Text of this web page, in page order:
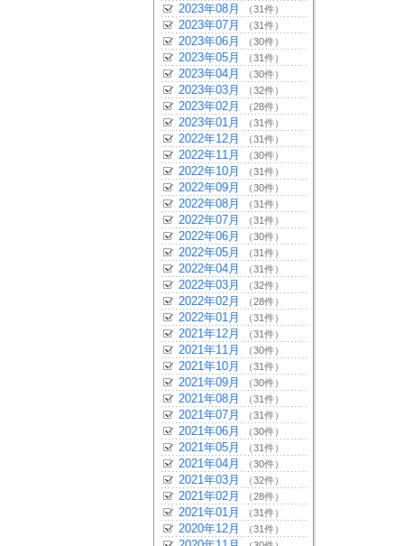
2023年08月 （31件）
2023年07月 （31件）
2023年06月 （30件）
2023年05月 （31件）
2023年04月 （30件）
2023年03月 （32件）
2023年02月 （28件）
2023年01月 （31件）
2022年12月 （31件）
2022年11月 （30件）
2022年10月 （31件）
2022年09月 （30件）
2022年08月 （31件）
2022年07月 （31件）
2022年06月 （30件）
2022年05月 （31件）
2022年04月 （31件）
2022年03月 （32件）
2022年02月 （28件）
2022年01月 （31件）
2021年12月 （31件）
2021年11月 （30件）
2021年10月 （31件）
2021年09月 （30件）
2021年08月 （31件）
2021年07月 （31件）
2021年06月 （30件）
2021年05月 （31件）
2021年04月 （30件）
2021年03月 （32件）
2021年02月 （28件）
2021年01月 （31件）
2020年12月 （31件）